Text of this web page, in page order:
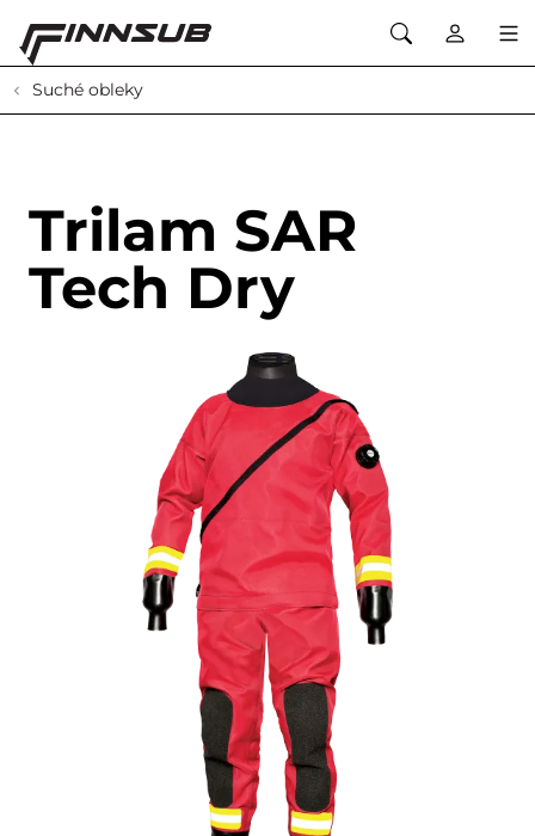
Suché obleky
Trilam SAR
Tech Dry